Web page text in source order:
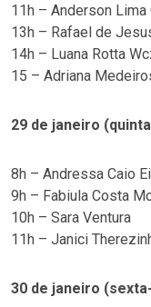
11h – Anderson
13h – Rafael de
14h – Luana Rotta
15 – Adriana
29 de janeiro
8h – Andressa Caio
9h – Fabiula Costa
10h – Sara Ventura
11h – Janici
30 de janeiro